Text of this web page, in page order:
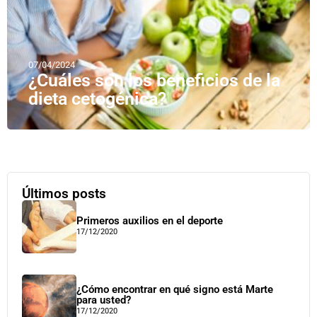
07/04/2024
¿Cuáles son los beneficios de la
dieta cetogénica?
Últimos posts
Primeros auxilios en el deporte
17/12/2020
¿Cómo encontrar en qué signo está Marte
para usted?
17/12/2020